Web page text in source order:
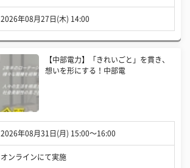
2026年08月27日(木) 14:00
【中部電力】「きれいごと」を貫き、
想いを形にする！中部電
2026年08月31日(月) 15:00〜16:00
オンラインにて実施